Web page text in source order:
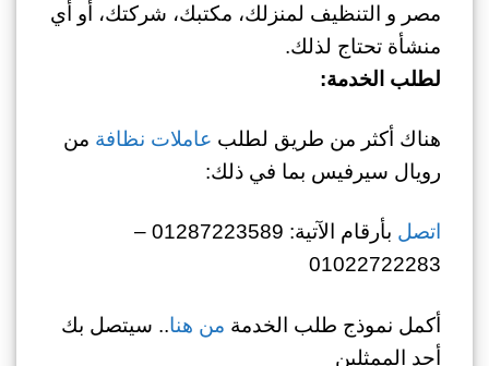
مصر و التنظيف لمنزلك، مكتبك، شركتك، أو أي
منشأة تحتاج لذلك.
لطلب الخدمة:
هناك أكثر من طريق لطلب عاملات نظافة من
رويال سيرفيس بما في ذلك:
اتصل
بأرقام الآتية: 01287223589 –
01022722283
أكمل نموذج طلب الخدمة من هنا.. سيتصل بك
أحد الممثلين